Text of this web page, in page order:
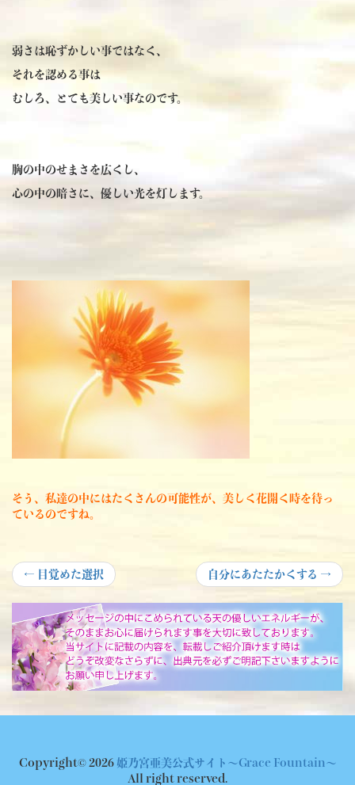
弱さは恥ずかしい事ではなく、
それを認める事は
むしろ、とても美しい事なのです。
胸の中のせまさを広くし、
心の中の暗さに、優しい光を灯します。
そう、私達の中にはたくさんの可能性が、美しく花開く時を待っ
ているのですね。
投
稿
ナ
ビ
ゲ
ョ
← Previous
post:
目覚めた選択
Next
post:
自分にあたたかくする →
Copyright© 2026 姫乃宮亜美公式サイト～Grace Fountain～
All right reserved.